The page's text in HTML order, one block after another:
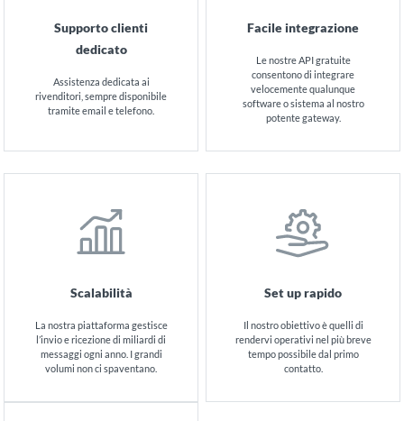
Supporto clienti
dedicato
Assistenza dedicata ai
rivenditori, sempre disponibile
tramite email e telefono.
Facile integrazione
Le nostre API gratuite
consentono di integrare
velocemente qualunque
software o sistema al nostro
potente gateway.
Scalabilità
La nostra piattaforma gestisce
l’invio e ricezione di miliardi di
messaggi ogni anno. I grandi
volumi non ci spaventano.
Set up rapido
Il nostro obiettivo è quelli di
rendervi operativi nel più breve
tempo possibile dal primo
contatto.